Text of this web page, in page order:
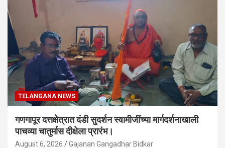
TELANGANA NEWS
गणगापूर दत्तक्षेत्रात दंडी सुदर्शन स्वामीजींच्या मार्गदर्शनाखाली
पाचव्या चातुर्मास दीक्षेला प्रारंभ।
August 6, 2026 Gajanan Gangadhar Bidkar